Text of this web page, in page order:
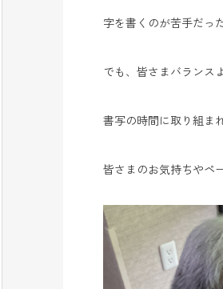
字を書くのが苦手だっ
でも、皆さまバランス
書写の時間に取り組ま
皆さまのお気持ちやペ